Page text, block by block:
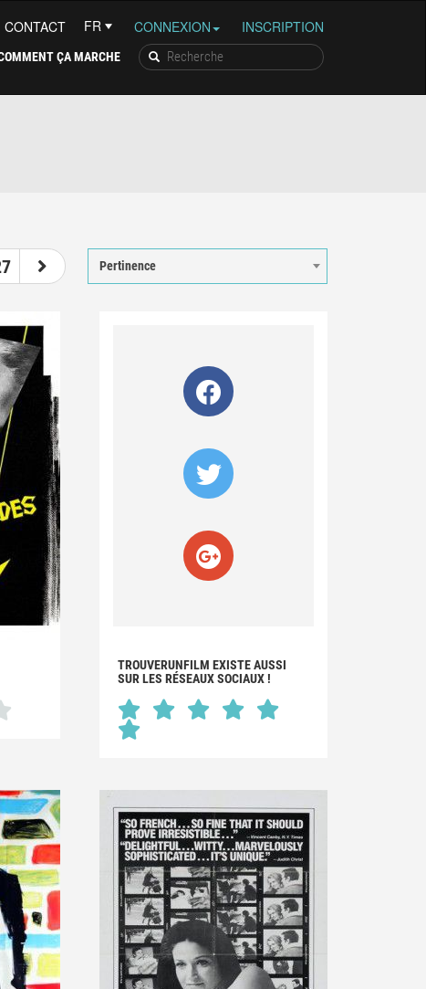
CONNEXION INSCRIPTION
CONTACT
ÇA MARCHE
Pertinence
TROUVERUNFILM EXISTE AUSSI
SUR LES RÉSEAUX SOCIAUX !